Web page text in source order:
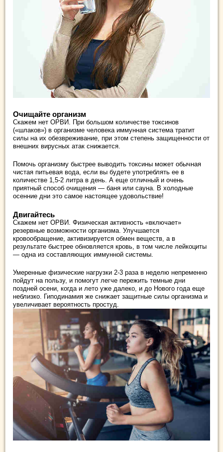
Очищайте организм
Скажем нет ОРВИ. При большом количестве токсинов
(«шлаков») в организме человека иммунная система тратит
силы на их обезвреживание, при этом степень защищенности от
внешних вирусных атак снижается.
Помочь организму быстрее выводить токсины может обычная
чистая питьевая вода, если вы будете употреблять ее в
количестве 1,5-2 литра в день. А еще отличный и очень
приятный способ очищения ― баня или сауна. В холодные
осенние дни это самое настоящее удовольствие!
Двигайтесь
Скажем нет ОРВИ. Физическая активность «включает»
резервные возможности организма. Улучшается
кровообращение, активизируется обмен веществ, а в
результате быстрее обновляется кровь, в том числе лейкоциты
― одна из составляющих иммунной системы.
Умеренные физические нагрузки 2-3 раза в неделю непременно
пойдут на пользу, и помогут легче пережить темные дни
поздней осени, когда и лето уже далеко, и до Нового года еще
неблизко. Гиподинамия же снижает защитные силы организма и
увеличивает вероятность простуд.